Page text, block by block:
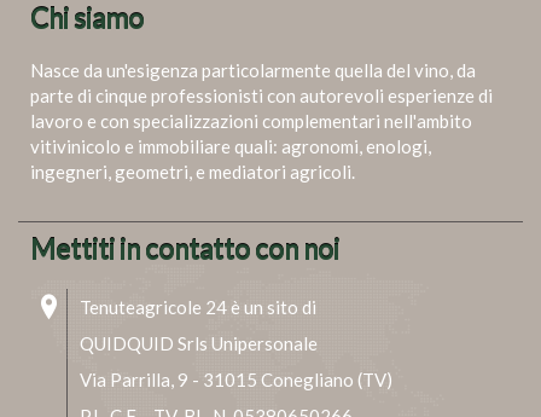
Chi siamo
Nasce da un'esigenza particolarmente quella del vino, da
parte di cinque professionisti con autorevoli esperienze di
lavoro e con specializzazioni complementari nell'ambito
vitivinicolo e immobiliare quali: agronomi, enologi,
ingegneri, geometri, e mediatori agricoli.
Mettiti in contatto con noi
Tenuteagricole 24 è un sito di
QUIDQUID Srls Unipersonale
Via Parrilla, 9 - 31015 Conegliano (TV)